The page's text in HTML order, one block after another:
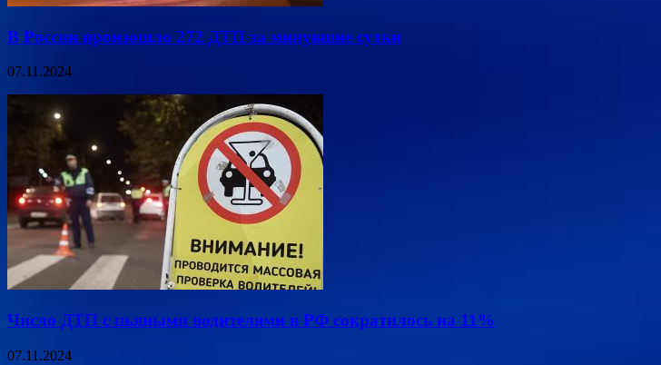
В России произошло 272 ДТП за минувшие сутки
07.11.2024
Число ДТП с пьяными водителями в РФ сократилось на 11%
07.11.2024